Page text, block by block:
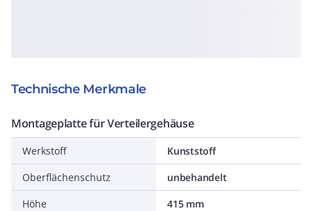
Technische Merkmale
Montageplatte für Verteilergehäuse
Werkstoff
Kunststoff
Oberflächenschutz
unbehandelt
Höhe
415 mm